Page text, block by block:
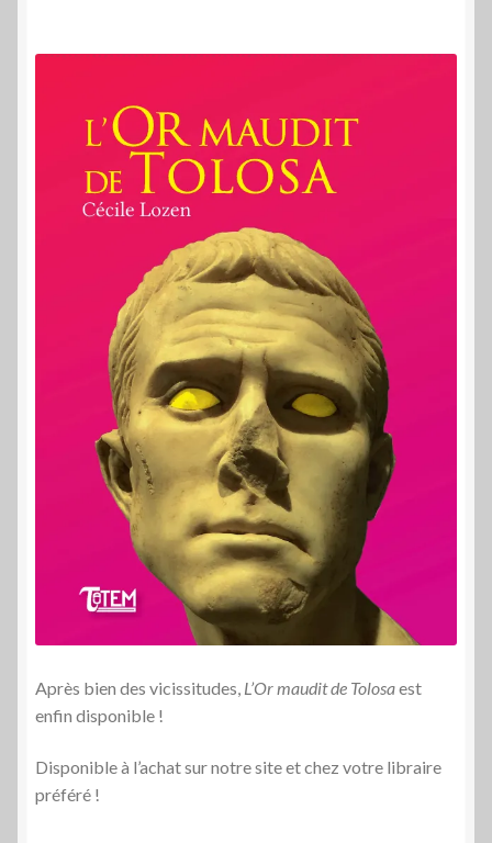
Après bien des vicissitudes, L’Or maudit de Tolosaest
enfin disponible !
Disponible à l’achat sur notre site et chez votre libraire
préféré !